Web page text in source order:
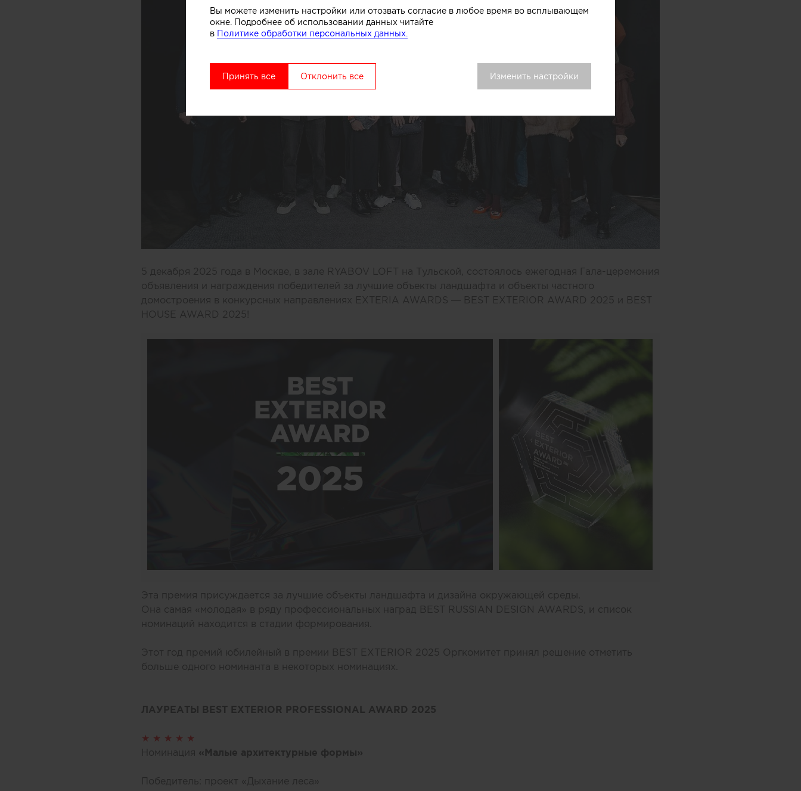
5 декабря 2025 года в Москве, в зале RYABOV LOFT на Тульской, состоялось ежегодная Гала-церемония
объявления и награждения победителей за лучшие объекты ландшафта и объекты частного
домостроения в конкурсных направлениях EXTERIA AWARDS — BEST EXTERIOR AWARD 2025 и BEST
HOUSE AWARD 2025!
Эта премия присуждается за лучшие объекты ландшафта и дизайна окружающей среды.
Она самая «молодая» в ряду профессиональных наград BEST RUSSIAN DESIGN AWARDS, и список
номинаций находится в стадии формирования.
Этот год премий юбилейный в премии BEST EXTERIOR 2025 Оргкомитет принял решение отметить
больше одного номинанта в некоторых номинациях.
ЛАУРЕАТЫ BEST EXTERIOR PROFESSIONAL AWARD 2025
★ ★ ★ ★ ★
Номинация «Малые архитектурные формы»
Победитель: проект «Дыхание леса»
Вы можете изменить настройки или отозвать согласие в любое время во всплывающем
окне. Подробнее об использовании данных читайте
в Политике обработки персональных данных.
Принять все Отклонить все Изменить настройки